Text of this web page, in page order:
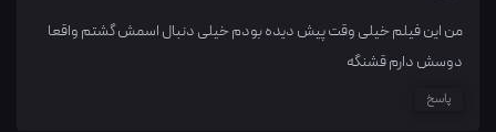
من این فیلم خیلی وقت پیش دیده بودم خیلی دنبال اسمش گشتم واقعا
دوسش دارم قشنگه
پاسخ